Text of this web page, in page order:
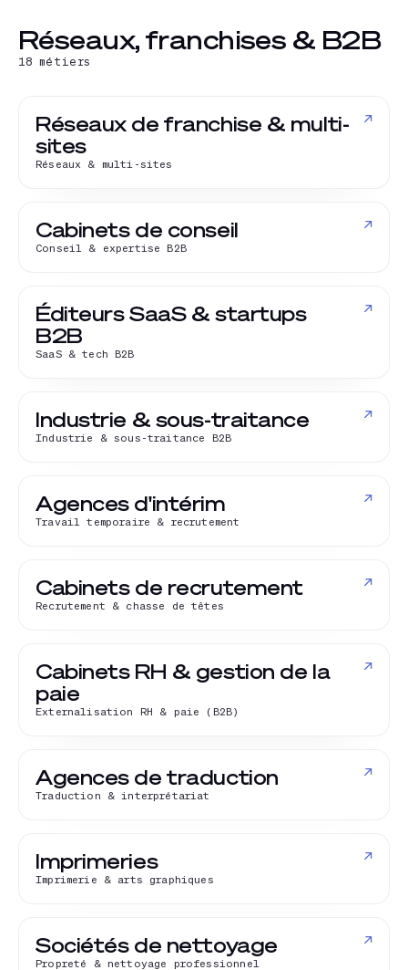
Réseaux, franchises & B2B
18 métiers
Réseaux de franchise & multi-
sites
Réseaux & multi-sites
↗
Cabinets de conseil
Conseil & expertise B2B
↗
Éditeurs SaaS & startups
B2B
SaaS & tech B2B
↗
Industrie & sous-traitance
Industrie & sous-traitance B2B
↗
Agences d'intérim
Travail temporaire & recrutement
↗
Cabinets de recrutement
Recrutement & chasse de têtes
↗
Cabinets RH & gestion de la
paie
Externalisation RH & paie (B2B)
↗
Agences de traduction
Traduction & interprétariat
↗
Imprimeries
Imprimerie & arts graphiques
↗
Sociétés de nettoyage
Propreté & nettoyage professionnel
↗